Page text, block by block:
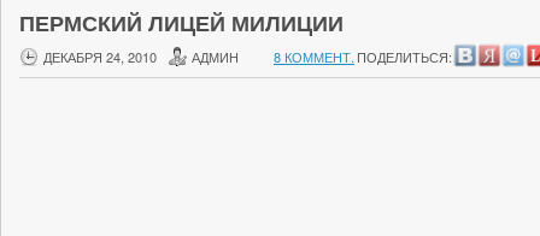
ПЕРМСКИЙ ЛИЦЕЙ МИЛИЦИИ
ДЕКАБРЯ 24, 2010 АДМИН 8 КОММЕНТ. ПОДЕЛИТЬСЯ: